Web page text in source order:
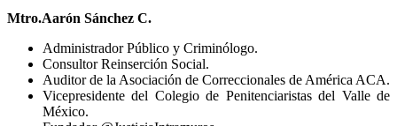
Bluesky
Mtro.Aarón Sánchez C.
Administrador Público y Criminólogo.
Consultor Reinserción Social.
Auditor de la Asociación de Correccionales de América ACA.
Vicepresidente del Colegio de Penitenciaristas del Valle de
México.